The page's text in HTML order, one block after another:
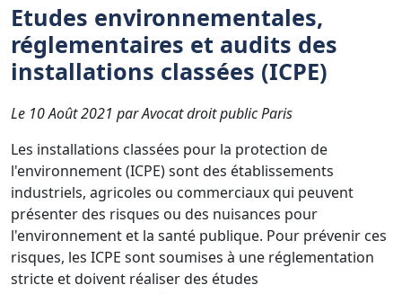
Etudes environnementales,
réglementaires et audits des
installations classées (ICPE)
Le 10 Août 2021 par Avocat droit public Paris
Les installations classées pour la protection de
l'environnement (ICPE) sont des établissements
industriels, agricoles ou commerciaux qui peuvent
présenter des risques ou des nuisances pour
l'environnement et la santé publique. Pour prévenir ces
risques, les ICPE sont soumises à une réglementation
stricte et doivent réaliser des études